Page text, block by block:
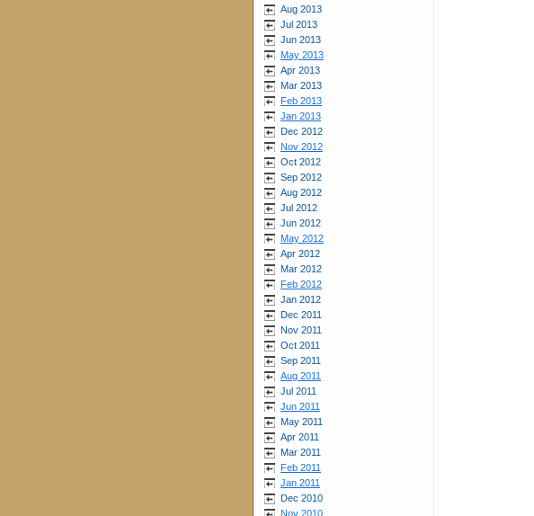
Aug 2013
Jul 2013
Jun 2013
May 2013
Apr 2013
Mar 2013
Feb 2013
Jan 2013
Dec 2012
Nov 2012
Oct 2012
Sep 2012
Aug 2012
Jul 2012
Jun 2012
May 2012
Apr 2012
Mar 2012
Feb 2012
Jan 2012
Dec 2011
Nov 2011
Oct 2011
Sep 2011
Aug 2011
Jul 2011
Jun 2011
May 2011
Apr 2011
Mar 2011
Feb 2011
Jan 2011
Dec 2010
Nov 2010